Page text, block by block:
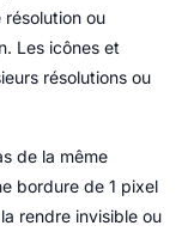
ou
Les icônes et
résolutions ou
de la même
bordure de 1 pixel
rendre invisible ou